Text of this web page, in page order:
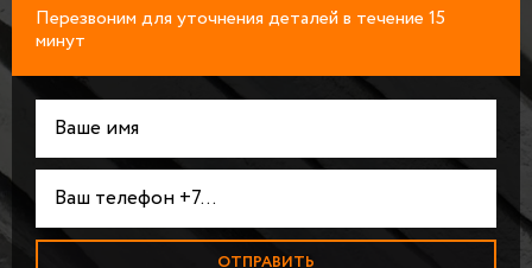
Перезвоним для уточнения деталей в течение 15
минут